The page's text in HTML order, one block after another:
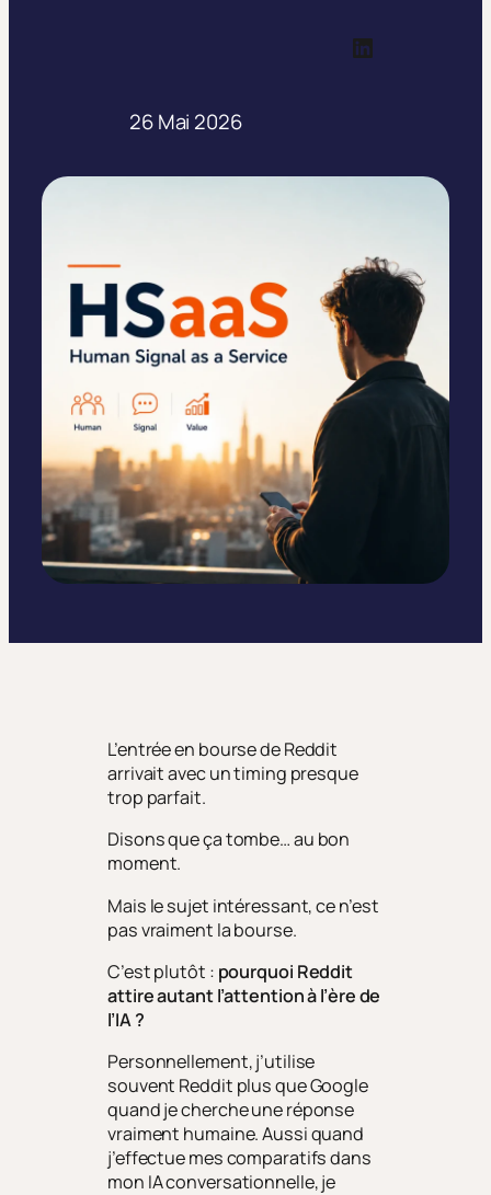
Profil LinkedIn
26 Mai 2026
L’entrée en bourse de Reddit
arrivait avec un timing presque
trop parfait.
Disons que ça tombe… au bon
moment.
Mais le sujet intéressant, ce n’est
pas vraiment la bourse.
C’est plutôt : pourquoi Reddit
attire autant l’attention à l’ère de
l’IA ?
Personnellement, j’utilise
souvent Reddit plus que Google
quand je cherche une réponse
vraiment humaine. Aussi quand
j’effectue mes comparatifs dans
mon IA conversationnelle, je